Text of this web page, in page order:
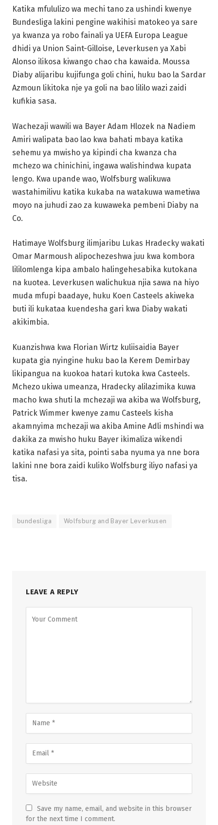
Katika mfululizo wa mechi tano za ushindi kwenye
Bundesliga lakini pengine wakihisi matokeo ya sare
ya kwanza ya robo fainali ya UEFA Europa League
dhidi ya Union Saint-Gilloise, Leverkusen ya Xabi
Alonso ilikosa kiwango chao cha kawaida. Moussa
Diaby alijaribu kujifunga goli chini, huku bao la Sardar
Azmoun likitoka nje ya goli na bao lililo wazi zaidi
kufikia sasa.
Wachezaji wawili wa Bayer Adam Hlozek na Nadiem
Amiri walipata bao lao kwa bahati mbaya katika
sehemu ya mwisho ya kipindi cha kwanza cha
mchezo wa chinichini, ingawa walishindwa kupata
lengo. Kwa upande wao, Wolfsburg walikuwa
wastahimilivu katika kukaba na watakuwa wametiwa
moyo na juhudi zao za kuwaweka pembeni Diaby na
Co.
Hatimaye Wolfsburg ilimjaribu Lukas Hradecky wakati
Omar Marmoush alipochezeshwa juu kwa kombora
lililomlenga kipa ambalo halingehesabika kutokana
na kuotea. Leverkusen walichukua njia sawa na hiyo
muda mfupi baadaye, huku Koen Casteels akiweka
buti ili kukataa kuendesha gari kwa Diaby wakati
akikimbia.
Kuanzishwa kwa Florian Wirtz kuliisaidia Bayer
kupata gia nyingine huku bao la Kerem Demirbay
likipangua na kuokoa hatari kutoka kwa Casteels.
Mchezo ukiwa umeanza, Hradecky alilazimika kuwa
macho kwa shuti la mchezaji wa akiba wa Wolfsburg,
Patrick Wimmer kwenye zamu Casteels kisha
akamnyima mchezaji wa akiba Amine Adli mshindi wa
dakika za mwisho huku Bayer ikimaliza wikendi
katika nafasi ya sita, pointi saba nyuma ya nne bora
lakini nne bora zaidi kuliko Wolfsburg iliyo nafasi ya
tisa.
bundesliga Wolfsburg and Bayer Leverkusen
LEAVE A REPLY
Save my name, email, and website in this browser
for the next time I comment.